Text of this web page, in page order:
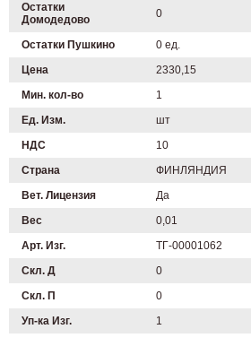
Остатки
Домодедово
0
Остатки Пушкино
0 ед.
Цена
2330,15
Мин. кол-во
1
Ед. Изм.
шт
НДС
10
Страна
ФИНЛЯНДИЯ
Вет. Лицензия
Да
Вес
0,01
Арт. Изг.
ТГ-00001062
Скл. Д
0
Скл. П
0
Уп-ка Изг.
1